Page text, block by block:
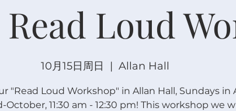
Read Loud
10月15日周日
  |
Allan Hall
"Read Loud Workshop" in Allan Hall, Sundays in
11:30 am - 12:30 pm! This workshop we